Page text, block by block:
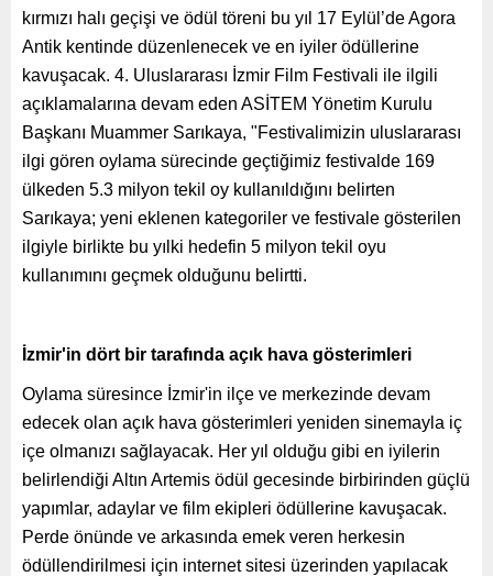
kırmızı halı geçişi ve ödül töreni bu yıl 17 Eylül’de Agora
Antik kentinde düzenlenecek ve en iyiler ödüllerine
kavuşacak. 4. Uluslararası İzmir Film Festivali ile ilgili
açıklamalarına devam eden ASİTEM Yönetim Kurulu
Başkanı Muammer Sarıkaya, "Festivalimizin uluslararası
ilgi gören oylama sürecinde geçtiğimiz festivalde 169
ülkeden 5.3 milyon tekil oy kullanıldığını belirten
Sarıkaya; yeni eklenen kategoriler ve festivale gösterilen
ilgiyle birlikte bu yılki hedefin 5 milyon tekil oyu
kullanımını geçmek olduğunu belirtti.
İzmir'in dört bir tarafında açık hava gösterimleri
Oylama süresince İzmir'in ilçe ve merkezinde devam
edecek olan açık hava gösterimleri yeniden sinemayla iç
içe olmanızı sağlayacak. Her yıl olduğu gibi en iyilerin
belirlendiği Altın Artemis ödül gecesinde birbirinden güçlü
yapımlar, adaylar ve film ekipleri ödüllerine kavuşacak.
Perde önünde ve arkasında emek veren herkesin
ödüllendirilmesi için internet sitesi üzerinden yapılacak